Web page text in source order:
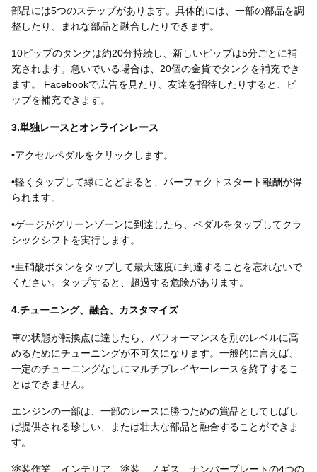
部品には5つのステップがあります。具体的には、一部の部品を調
整したり、まれな部品と融合したりできます。
10ピップのタンクは約20分持続し、新しいピップは5分ごとに補
充されます。急いでいる場合は、20個の金貨でタンクを補充でき
ます。 Facebookで広告を見たり、友達を招待したりすると、ピ
ップを補充できます。
3.単独レースとオンラインレース
•アクセルペダルをクリックします。
•軽くタップして緑にとどまると、パーフェクトスタート報酬が得
られます。
•ゲージがグリーンゾーンに到達したら、ペダルをタップしてクラ
シックシフトを実行します。
•亜硝酸ボタンをタップして最大速度に到達することを忘れないで
ください。タップすると、超過する危険があります。
4.チューニング、融合、カスタマイズ
車の状態が転換点に達したら、パフォーマンスを別のレベルに高
めるためにチューニングが不可欠になります。一般的に言えば、
一定のチューニングなしにマルチプレイヤーレースを終了するこ
とはできません。
エンジンの一部は、一部のレースに勝つための賞品としてしばし
ば提供される珍しい、または壮大な部品と融合することができま
す。
塗装作業、インテリア、塗装、ノギス、ナンバープレートの4つの